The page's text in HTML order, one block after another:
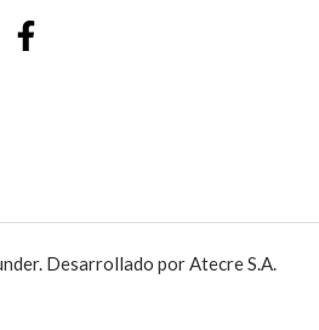
Desarrollado por Atecre S.A.